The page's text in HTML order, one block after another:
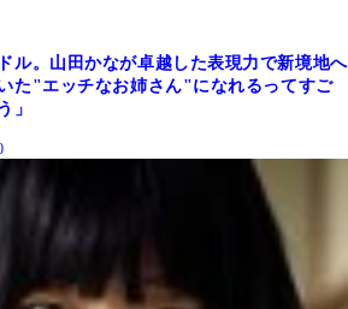
ル。山田かなが卓越した表現力で新境地へ
た"エッチなお姉さん"になれるってすご
」